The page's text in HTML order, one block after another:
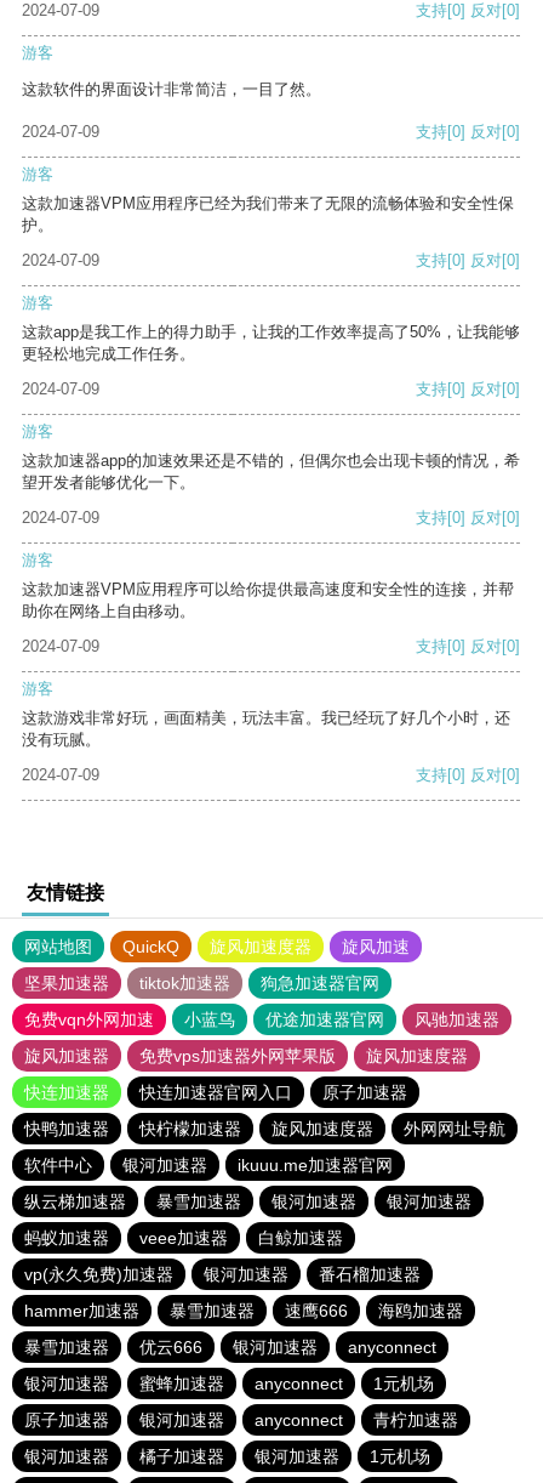
2024-07-09 支持[0] 反对[0]
游客
这款软件的界面设计非常简洁，一目了然。
2024-07-09 支持[0] 反对[0]
游客
这款加速器VPM应用程序已经为我们带来了无限的流畅体验和安全性保
护。
2024-07-09
支持[0] 反对[0]
游客
这款app是我工作上的得力助手，让我的工作效率提高了50%，让我能够
更轻松地完成工作任务。
2024-07-09
支持[0] 反对[0]
游客
这款加速器app的加速效果还是不错的，但偶尔也会出现卡顿的情况，希
望开发者能够优化一下。
2024-07-09
支持[0] 反对[0]
游客
这款加速器VPM应用程序可以给你提供最高速度和安全性的连接，并帮
助你在网络上自由移动。
2024-07-09
支持[0] 反对[0]
游客
这款游戏非常好玩，画面精美，玩法丰富。我已经玩了好几个小时，还
没有玩腻。
2024-07-09
支持[0] 反对[0]
友情链接
网站地图 QuickQ 旋风加速度器
旋风加速
坚果加速器
tiktok加速器
狗急加速器官网
免费vqn外网加速
小蓝鸟 优途加速器官网
风驰加速器
旋风加速器
免费vps加速器外网苹果版
旋风加速度器
快连加速器
快连加速器官网入口
原子加速器
快鸭加速器
快柠檬加速器 旋风加速度器
外网网址导航
软件中心
银河加速器
ikuuu.me加速器官网
纵云梯加速器
暴雪加速器 银河加速器
银河加速器
蚂蚁加速器
veee加速器
白鲸加速器
vp(永久免费)加速器
银河加速器
番石榴加速器
hammer加速器
暴雪加速器 速鹰666
海鸥加速器
暴雪加速器
优云666 银河加速器
anyconnect
银河加速器
蜜蜂加速器 anyconnect
1元机场
原子加速器
银河加速器 anyconnect
青柠加速器
银河加速器
橘子加速器 银河加速器 1元机场